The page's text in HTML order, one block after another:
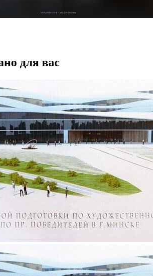
для вас